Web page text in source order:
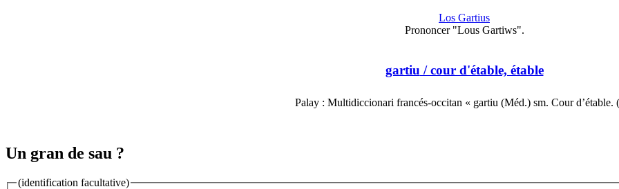
Los Gartius
Prononcer "Lous Gartiws".
gartiu / cour d'étable, étable
Palay : Multidiccionari francés-occitan « gartiu (Méd.) sm. Cour
Un gran de sau ?
(identification facultative)